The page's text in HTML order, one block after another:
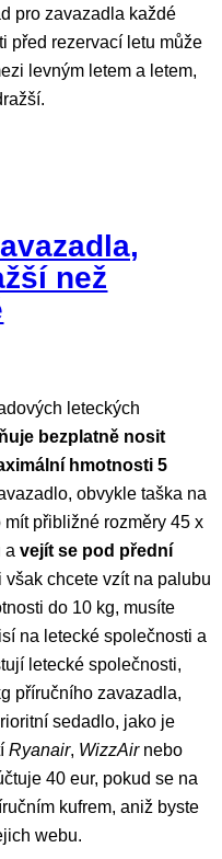
pro zavazadla každé
před rezervací letu může
levným letem a letem,
než
leteckých
bezplatně nosit
hmotnosti 5
obvykle taška na
přibližné rozměry 45 x
avejít se pod přední
však chcete vzít na palubu
do 10 kg, musíte
na letecké společnosti a
letecké společnosti,
příručního zavazadla,
sedadlo, jako je
Ryanair, WizzAirnebo
40 eur, pokud se na
kufrem, aniž byste
webu.